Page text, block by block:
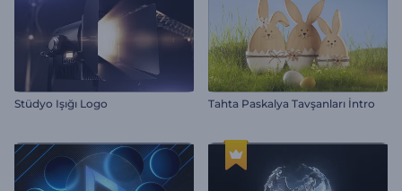
Stüdyo Işığı Logo Tahta Paskalya Tavşanları İntro